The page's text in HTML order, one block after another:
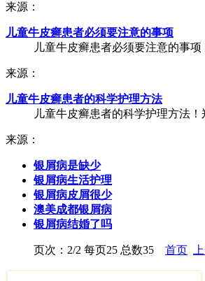
来源：
儿童牛皮癣患者必须要注意的事项
儿童牛皮癣患者必须要注意的事
来源：
儿童牛皮癣患者的科学护理方法
儿童牛皮癣患者的科学护理方法
来源：
银屑病是缺少
银屑病生活护理
银屑病皮屑很少
澳美成都银屑病
银屑病结婚了吗
页次：2/2 每页25 总数35 首页